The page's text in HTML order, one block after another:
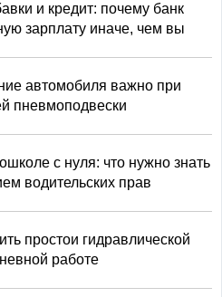
и кредит: почему банк
зарплату иначе, чем вы
автомобиля важно при
пневмоподвески
с нуля: что нужно знать
водительских прав
простои гидравлической
работе